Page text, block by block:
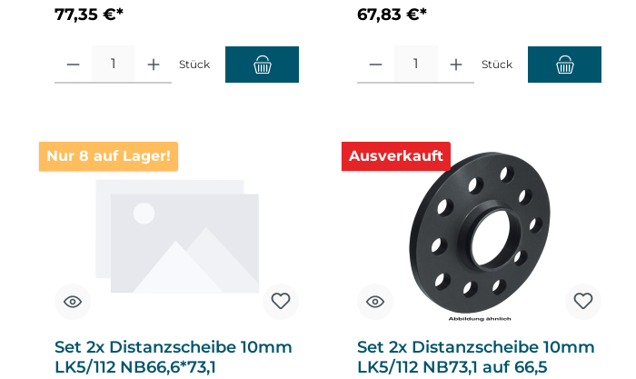
77,35 €*
Produkt Anzahl: Gib den gewünschten Wert ein oder benutze die Schaltflächen um die Anzahl zu erhöhen
Stück
67,83 €*
Produkt Anzahl: Gib den gewünschten Wert ein
Stück
Nur 8 auf Lager!
Set 2x Distanzscheibe 10mm
LK5/112 NB66,6*73,1
Ausverkauft
Set 2x Distanzscheibe 10mm
LK5/112 NB73,1 auf 66,5